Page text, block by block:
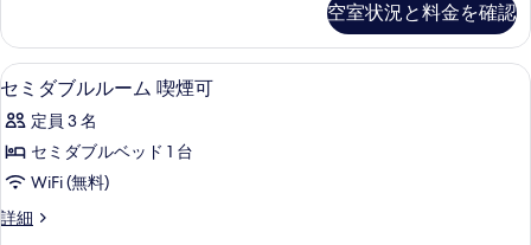
表
示
す
る
禁
煙
の
す
べ
て
の
ル
ー
ム
煙
の
細
空室状況と料金を確認
セ
ミ
ダ
ブ
ル
遮光カーテン、アイロン / アイロン
7
セミダブルルーム 喫煙可
定員 3 名
セミダブルベッド 1 台
WiFi (無料)
詳細
セ